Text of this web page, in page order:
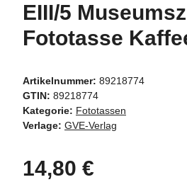
EIII/5
Fototasse
Artikelnummer: 89218774
GTIN: 89218774
Kategorie: Fototassen
Verlage: GVE-Verlag
14,80 €